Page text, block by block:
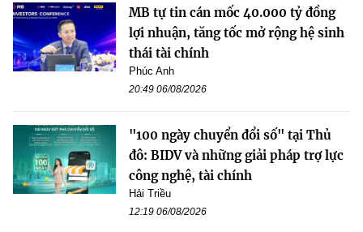
MB tự tin cán mốc 40.000 tỷ đồng
lợi nhuận, tăng tốc mở rộng hệ sinh
thái tài chính
Phúc Anh
20:49 06/08/2026
"100 ngày chuyển đổi số" tại Thủ
đô: BIDV và những giải pháp trợ lực
công nghệ, tài chính
Hải Triều
12:19 06/08/2026